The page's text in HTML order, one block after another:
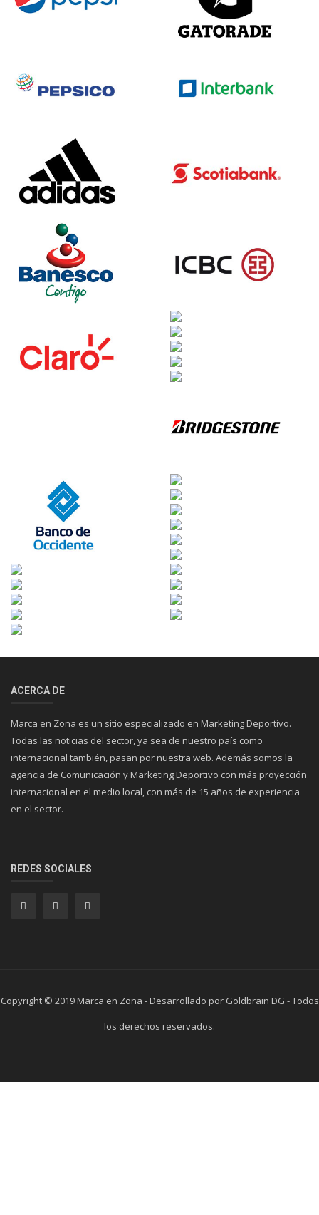
ACERCA DE
Marca en Zona es un sitio especializado en Marketing Deportivo.
Todas las noticias del sector, ya sea de nuestro país como
internacional también, pasan por nuestra web. Además somos la
agencia de Comunicación y Marketing Deportivo con más proyección
internacional en el medio local, con más de 15 años de experiencia
en el sector.
REDES SOCIALES
Copyright © 2019 Marca en Zona - Desarrollado por Goldbrain DG - Todos
los derechos reservados.